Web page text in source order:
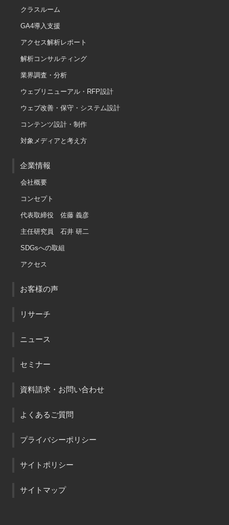
クラスルーム
GA4導入支援
アクセス解析レポート
解析コンサルティング
業界調査・分析
ウェブリニューアル・RFP設計
ウェブ改善・保守・システム設計
コンテンツ設計・制作
対象メディアと考え方
企業情報
会社概要
コンセプト
代表取締役 佐藤 義彦
主任研究員 石井 研二
SDGsへの取組
アクセス
お客様の声
リサーチ
ニュース
セミナー
資料請求・お問い合わせ
よくあるご質問
プライバシーポリシー
サイトポリシー
サイトマップ